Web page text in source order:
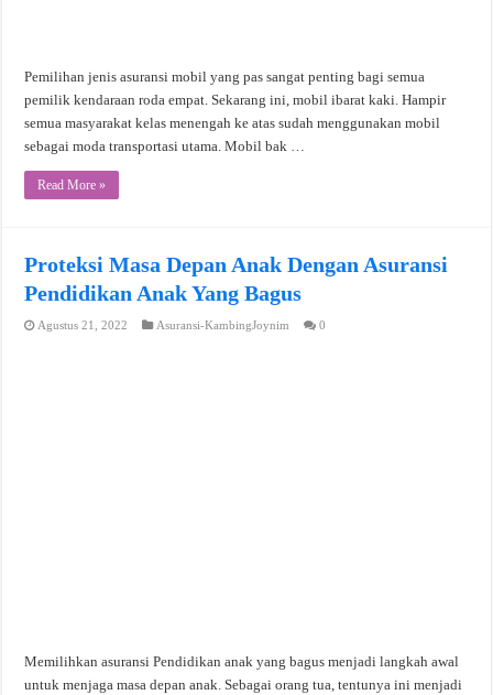
Pemilihan jenis asuransi mobil yang pas sangat penting bagi semua
pemilik kendaraan roda empat. Sekarang ini, mobil ibarat kaki. Hampir
semua masyarakat kelas menengah ke atas sudah menggunakan mobil
sebagai moda transportasi utama. Mobil bak …
Read More »
Proteksi Masa Depan Anak Dengan Asuransi
Pendidikan Anak Yang Bagus
Agustus 21, 2022 Asuransi-KambingJoynim 0
Memilihkan asuransi Pendidikan anak yang bagus menjadi langkah awal
untuk menjaga masa depan anak. Sebagai orang tua, tentunya ini menjadi